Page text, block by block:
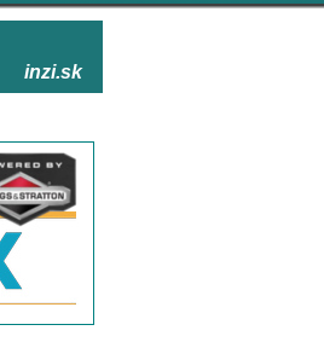
inzi.sk